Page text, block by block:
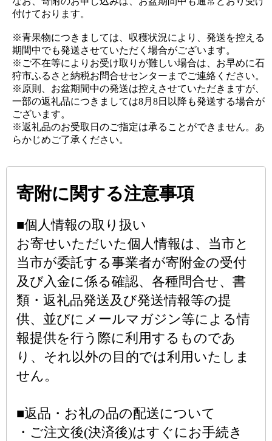
付けております。
※青果物につきましては、収穫状況により、発送を控える
期間中でも発送させていただく場合がございます。
※ご不在等によりお受け取りが難しい場合は、お早めに石
狩市ふるさと納税お問合せセンターまでご連絡ください。
※原則、お盆期間中の発送は控えさせていただきますが、
一部の返礼品につきましては8月8日以降も発送する場合が
ございます。
※返礼品のお受取日のご指定は承ることができません。あ
らかじめご了承ください。
寄附に関する注意事項
■個人情報の取り扱い
お寄せいただいた個人情報は、当市と
当市が委託する事業者が寄附金の受付
及び入金に係る確認、各種問合せ、書
類・返礼品発送及び発送情報等の提
供、並びにメールマガジン等による情
報提供を行う際に利用するものであ
り、それ以外の目的では利用いたしま
せん。
■返品・お礼の品の配送について
・ご注文後(決済後)はすぐにお手続き